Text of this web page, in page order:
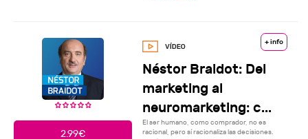
2.99€
+ info
Néstor Braidot: Del
marketing al
neuromarketing: c...
El ser humano, como comprador, no es
racional, pero sí racionaliza las decisiones.